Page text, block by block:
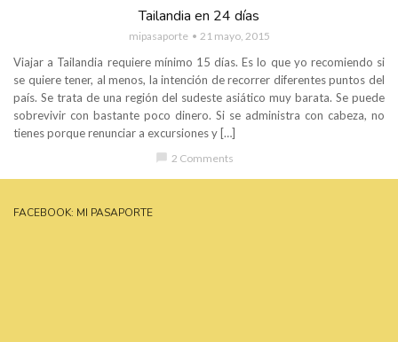
Tailandia en 24 días
mipasaporte 21 mayo, 2015
Viajar a Tailandia requiere mínimo 15 días. Es lo que yo recomiendo si
se quiere tener, al menos, la intención de recorrer diferentes puntos del
país. Se trata de una región del sudeste asiático muy barata. Se puede
sobrevivir con bastante poco dinero. Si se administra con cabeza, no
tienes porque renunciar a excursiones y […]
2 Comments
FACEBOOK: MI PASAPORTE